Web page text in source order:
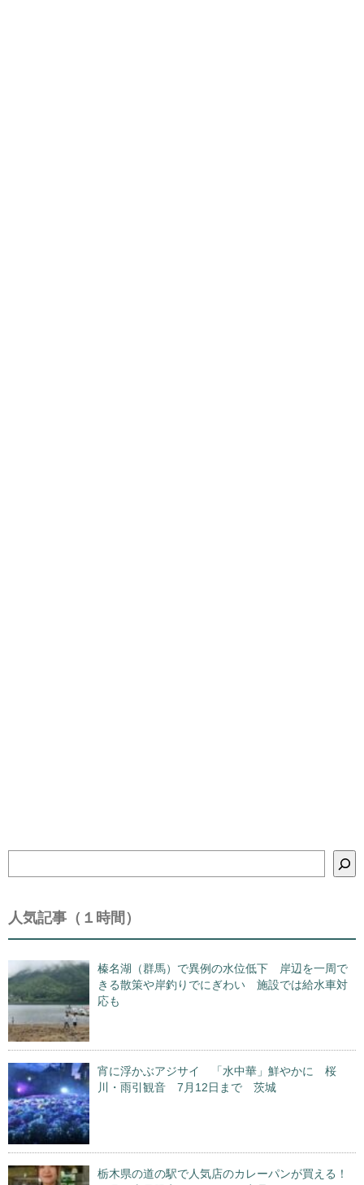
索
人気記事（１時間）
榛名湖（群馬）で異例の水位低下 岸辺を一周で
きる散策や岸釣りでにぎわい 施設では給水車対
応も
宵に浮かぶアジサイ 「水中華」鮮やかに 桜
川・雨引観音 7月12日まで 茨城
栃木県の道の駅で人気店のカレーパンが買える！